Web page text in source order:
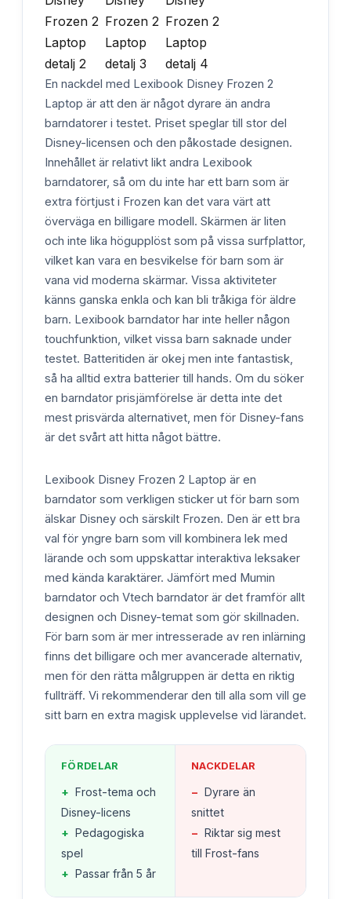
En nackdel med Lexibook Disney Frozen 2
Laptop är att den är något dyrare än andra
barndatorer i testet. Priset speglar till stor del
Disney-licensen och den påkostade designen.
Innehållet är relativt likt andra Lexibook
barndatorer, så om du inte har ett barn som är
extra förtjust i Frozen kan det vara värt att
överväga en billigare modell. Skärmen är liten
och inte lika högupplöst som på vissa surfplattor,
vilket kan vara en besvikelse för barn som är
vana vid moderna skärmar. Vissa aktiviteter
känns ganska enkla och kan bli tråkiga för äldre
barn. Lexibook barndator har inte heller någon
touchfunktion, vilket vissa barn saknade under
testet. Batteritiden är okej men inte fantastisk,
så ha alltid extra batterier till hands. Om du söker
en barndator prisjämförelse är detta inte det
mest prisvärda alternativet, men för Disney-fans
är det svårt att hitta något bättre.
Lexibook Disney Frozen 2 Laptop är en
barndator som verkligen sticker ut för barn som
älskar Disney och särskilt Frozen. Den är ett bra
val för yngre barn som vill kombinera lek med
lärande och som uppskattar interaktiva leksaker
med kända karaktärer. Jämfört med Mumin
barndator och Vtech barndator är det framför allt
designen och Disney-temat som gör skillnaden.
För barn som är mer intresserade av ren inlärning
finns det billigare och mer avancerade alternativ,
men för den rätta målgruppen är detta en riktig
fullträff. Vi rekommenderar den till alla som vill ge
sitt barn en extra magisk upplevelse vid lärandet.
FÖRDELAR
+ Frost-tema och
Disney-licens
+ Pedagogiska
spel
+ Passar från 5 år
NACKDELAR
− Dyrare än
snittet
− Riktar sig mest
till Frost-fans